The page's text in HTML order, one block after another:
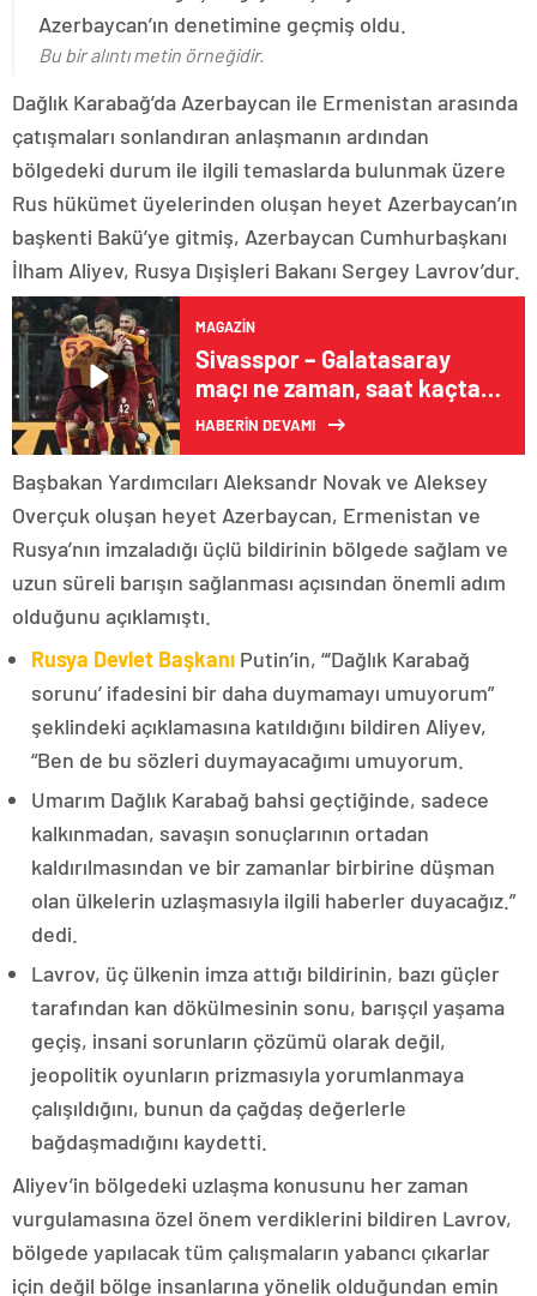
Azerbaycan’ın denetimine geçmiş oldu.
Bu bir alıntı metin örneğidir.
Dağlık Karabağ’da Azerbaycan ile Ermenistan arasında
çatışmaları sonlandıran anlaşmanın ardından
bölgedeki durum ile ilgili temaslarda bulunmak üzere
Rus hükümet üyelerinden oluşan heyet Azerbaycan’ın
başkenti Bakü’ye gitmiş, Azerbaycan Cumhurbaşkanı
İlham Aliyev, Rusya Dışişleri Bakanı Sergey Lavrov’dur.
MAGAZIN
Sivasspor – Galatasaray
maçı ne zaman, saat kaçta,
hangi kanalda?
HABERİN DEVAMI
Başbakan Yardımcıları Aleksandr Novak ve Aleksey
Overçuk oluşan heyet Azerbaycan, Ermenistan ve
Rusya’nın imzaladığı üçlü bildirinin bölgede sağlam ve
uzun süreli barışın sağlanması açısından önemli adım
olduğunu açıklamıştı.
Rusya Devlet Başkanı Putin’in, “‘Dağlık Karabağ
sorunu’ ifadesini bir daha duymamayı umuyorum”
şeklindeki açıklamasına katıldığını bildiren Aliyev,
“Ben de bu sözleri duymayacağımı umuyorum.
Umarım Dağlık Karabağ bahsi geçtiğinde, sadece
kalkınmadan, savaşın sonuçlarının ortadan
kaldırılmasından ve bir zamanlar birbirine düşman
olan ülkelerin uzlaşmasıyla ilgili haberler duyacağız.”
dedi.
Lavrov, üç ülkenin imza attığı bildirinin, bazı güçler
tarafından kan dökülmesinin sonu, barışçıl yaşama
geçiş, insani sorunların çözümü olarak değil,
jeopolitik oyunların prizmasıyla yorumlanmaya
çalışıldığını, bunun da çağdaş değerlerle
bağdaşmadığını kaydetti.
Aliyev’in bölgedeki uzlaşma konusunu her zaman
vurgulamasına özel önem verdiklerini bildiren Lavrov,
bölgede yapılacak tüm çalışmaların yabancı çıkarlar
için değil bölge insanlarına yönelik olduğundan emin